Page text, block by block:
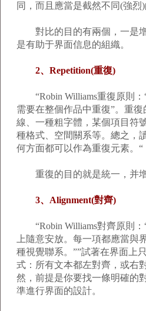
同，而且應當是截然不同(強烈)
對比的目的有兩個，一是增
是有助于界面信息的組織。
2、Repetition(重復)
“Robin Williams重復原則：
需要在整個作品中重復”。重
線、一種粗字體，某個項目符
種格式、空間關系等。總之，
何方面都可以作為重復元素。“
重復的目的就是統一，并增
3、Alignment(對齊)
“Robin Williams對齊原則：
上隨意安放。每一項都應當與
種視覺聯系。””試著在界面上
式：所有文本都左對齊，或右
然，前提是你要找一條明確的
準進行界面的設計。